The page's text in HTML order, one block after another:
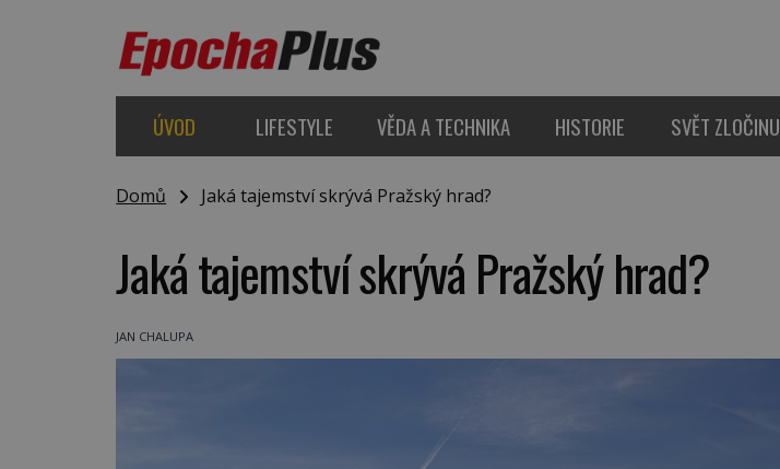
ÚVOD LIFESTYLE VĚDA A TECHNIKA HISTORIE SVĚT ZLOČINU
Domů Jaká tajemství skrývá Pražský hrad?
Jaká tajemství skrývá Pražský hrad?
JAN CHALUPA